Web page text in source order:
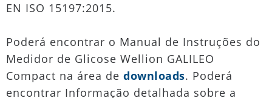
EN ISO 15197:2015.
Poderá encontrar o Manual de Instruções do
Medidor de Glicose Wellion GALILEO
Compact na área de downloads. Poderá
encontrar Informação detalhada sobre a